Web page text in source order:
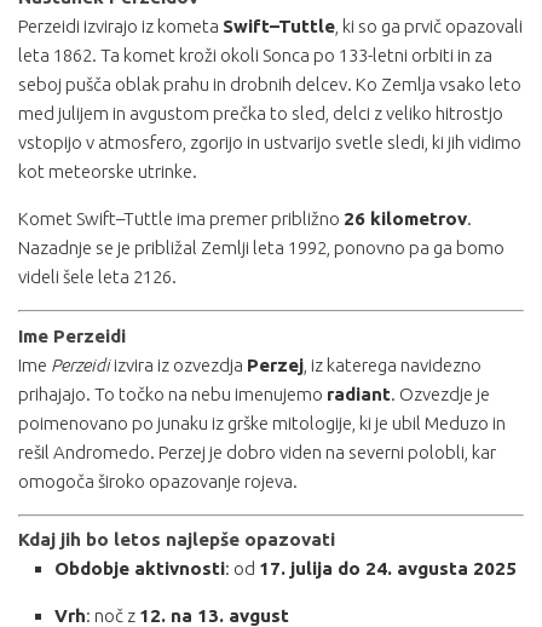
Perzeidi izvirajo iz kometa Swift–Tuttle , ki so ga prvič opazovali
leta 1862. Ta komet kroži okoli Sonca po 133-letni orbiti in za
seboj pušča oblak prahu in drobnih delcev. Ko Zemlja vsako leto
med julijem in avgustom prečka to sled, delci z veliko hitrostjo
vstopijo v atmosfero, zgorijo in ustvarijo svetle sledi, ki jih vidimo
kot meteorske utrinke.
Komet Swift–Tuttle ima premer približno 26 kilometrov.
Nazadnje se je približal Zemlji leta 1992, ponovno pa ga bomo
videli šele leta 2126.
Ime Perzeidi
Ime Perzeidiizvira iz ozvezdja Perzej , iz katerega navidezno
prihajajo. To točko na nebu imenujemo radiant. Ozvezdje je
poimenovano po junaku iz grške mitologije, ki je ubil Meduzo in
rešil Andromedo. Perzej je dobro viden na severni polobli, kar
omogoča široko opazovanje rojeva.
Kdaj jih bo letos najlepše opazovati
Obdobje aktivnosti: od 17. julija do 24. avgusta 2025
Vrh: noč z 12. na 13. avgust